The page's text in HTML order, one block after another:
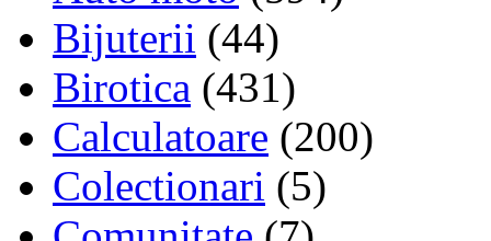
Bijuterii (44)
Birotica (431)
Calculatoare (200)
Colectionari (5)